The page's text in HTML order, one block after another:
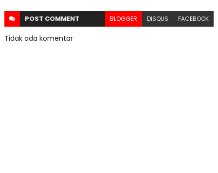
POST COMMENT BLOGGER DISQUS FACEBOOK
Tidak ada komentar